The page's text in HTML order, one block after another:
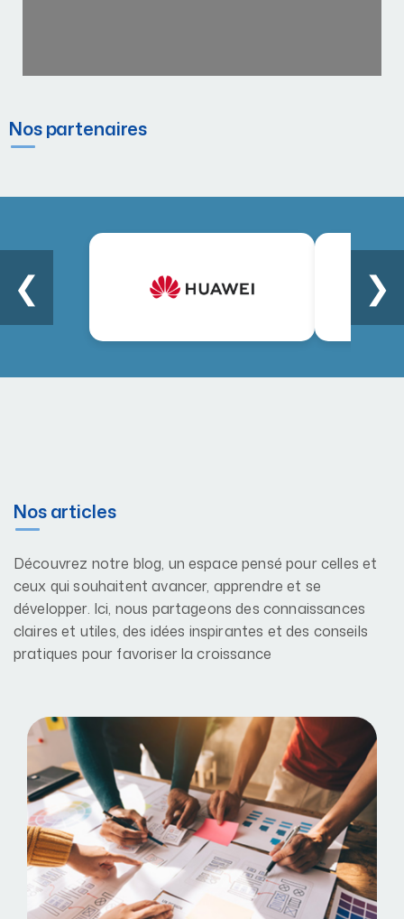
Nos partenaires
❮ ❯
Nos articles
Découvrez notre blog, un espace pensé pour celles et
ceux qui souhaitent avancer, apprendre et se
développer. Ici, nous partageons des connaissances
claires et utiles, des idées inspirantes et des conseils
pratiques pour favoriser la croissance